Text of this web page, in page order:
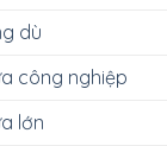
dù
công nghiệp
lớn